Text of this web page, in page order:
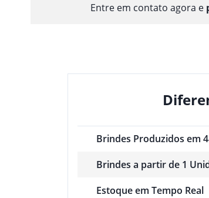
Entre em contato agora e
Brindes Produzidos em
Brindes a partir de 1
Estoque em Tempo Real